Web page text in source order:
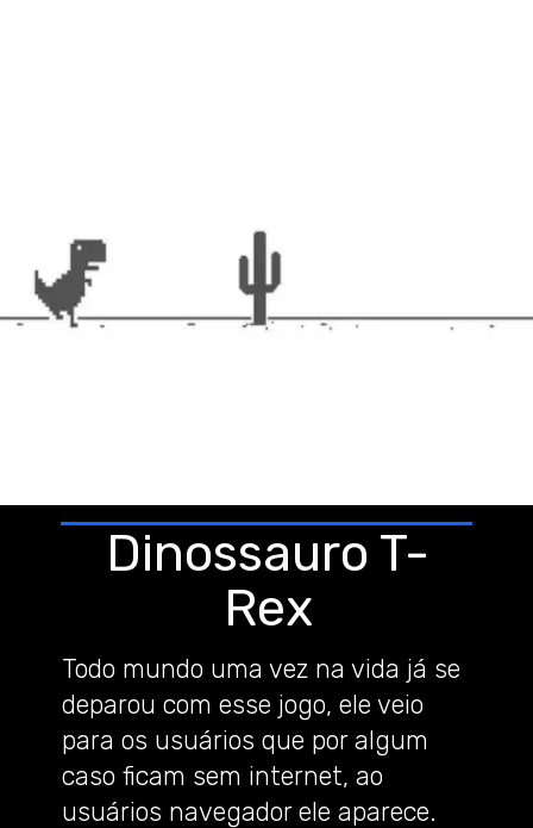
Todo mundo uma vez na vida já se
deparou com esse jogo, ele veio
para os usuários que por algum
caso ficam sem internet, ao
usuários navegador ele aparece.
Dinossauro T-
Rex